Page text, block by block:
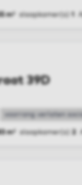
m² slaapkamer(s) 1
39D
voorrang verlaten
m² slaapkamer(s)